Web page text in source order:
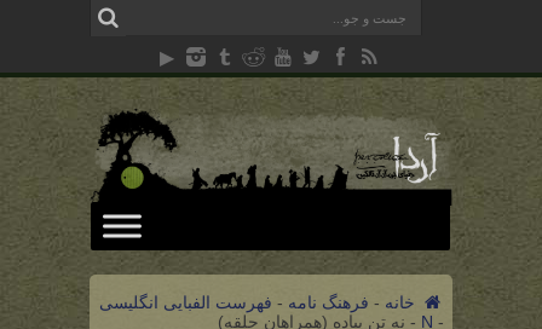
خانه - فرهنگ نامه - فهرست الفبایی انگلیسی
-
N
- نه تن پیاده (همراهان حلقه)